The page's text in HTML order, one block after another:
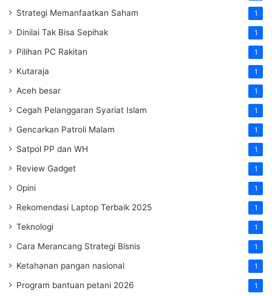
Strategi Memanfaatkan Saham 1
Dinilai Tak Bisa Sepihak 1
Pilihan PC Rakitan 1
Kutaraja 1
Aceh besar 1
Cegah Pelanggaran Syariat Islam 1
Gencarkan Patroli Malam 1
Satpol PP dan WH 1
Review Gadget 1
Opini 1
Rekomendasi Laptop Terbaik 2025 1
Teknologi 1
Cara Merancang Strategi Bisnis 1
Ketahanan pangan nasional 1
Program bantuan petani 2026 1